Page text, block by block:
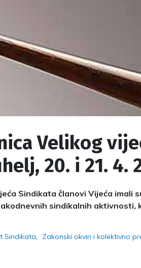
Velikog
20. i 21. 4.
Sindikata članovi Vijeća imali
sindikalnih aktivnosti,
Sindikata Zakonski okviri i kolektivno